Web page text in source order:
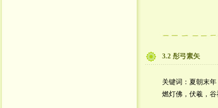
3.2 彤弓素矢
关键词：夏朝末
燃灯佛，伏羲，